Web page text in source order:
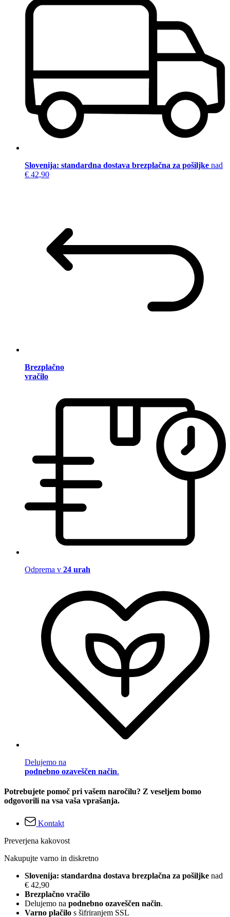
Slovenija: standardna dostava brezplačna za pošiljke nad
€ 42,90
Brezplačno
vračilo
Odprema v 24 urah
Delujemo na
podnebno ozaveščen način.
Potrebujete pomoč pri vašem naročilu? Z veseljem bomo
odgovorili na vsa vaša vprašanja.
Kontakt
Preverjena kakovost
Nakupujte varno in diskretno
Slovenija: standardna dostava brezplačna za pošiljke nad
€ 42,90
Brezplačno vračilo
Delujemo na podnebno ozaveščen način.
Varno plačilo s šifriranjem SSL